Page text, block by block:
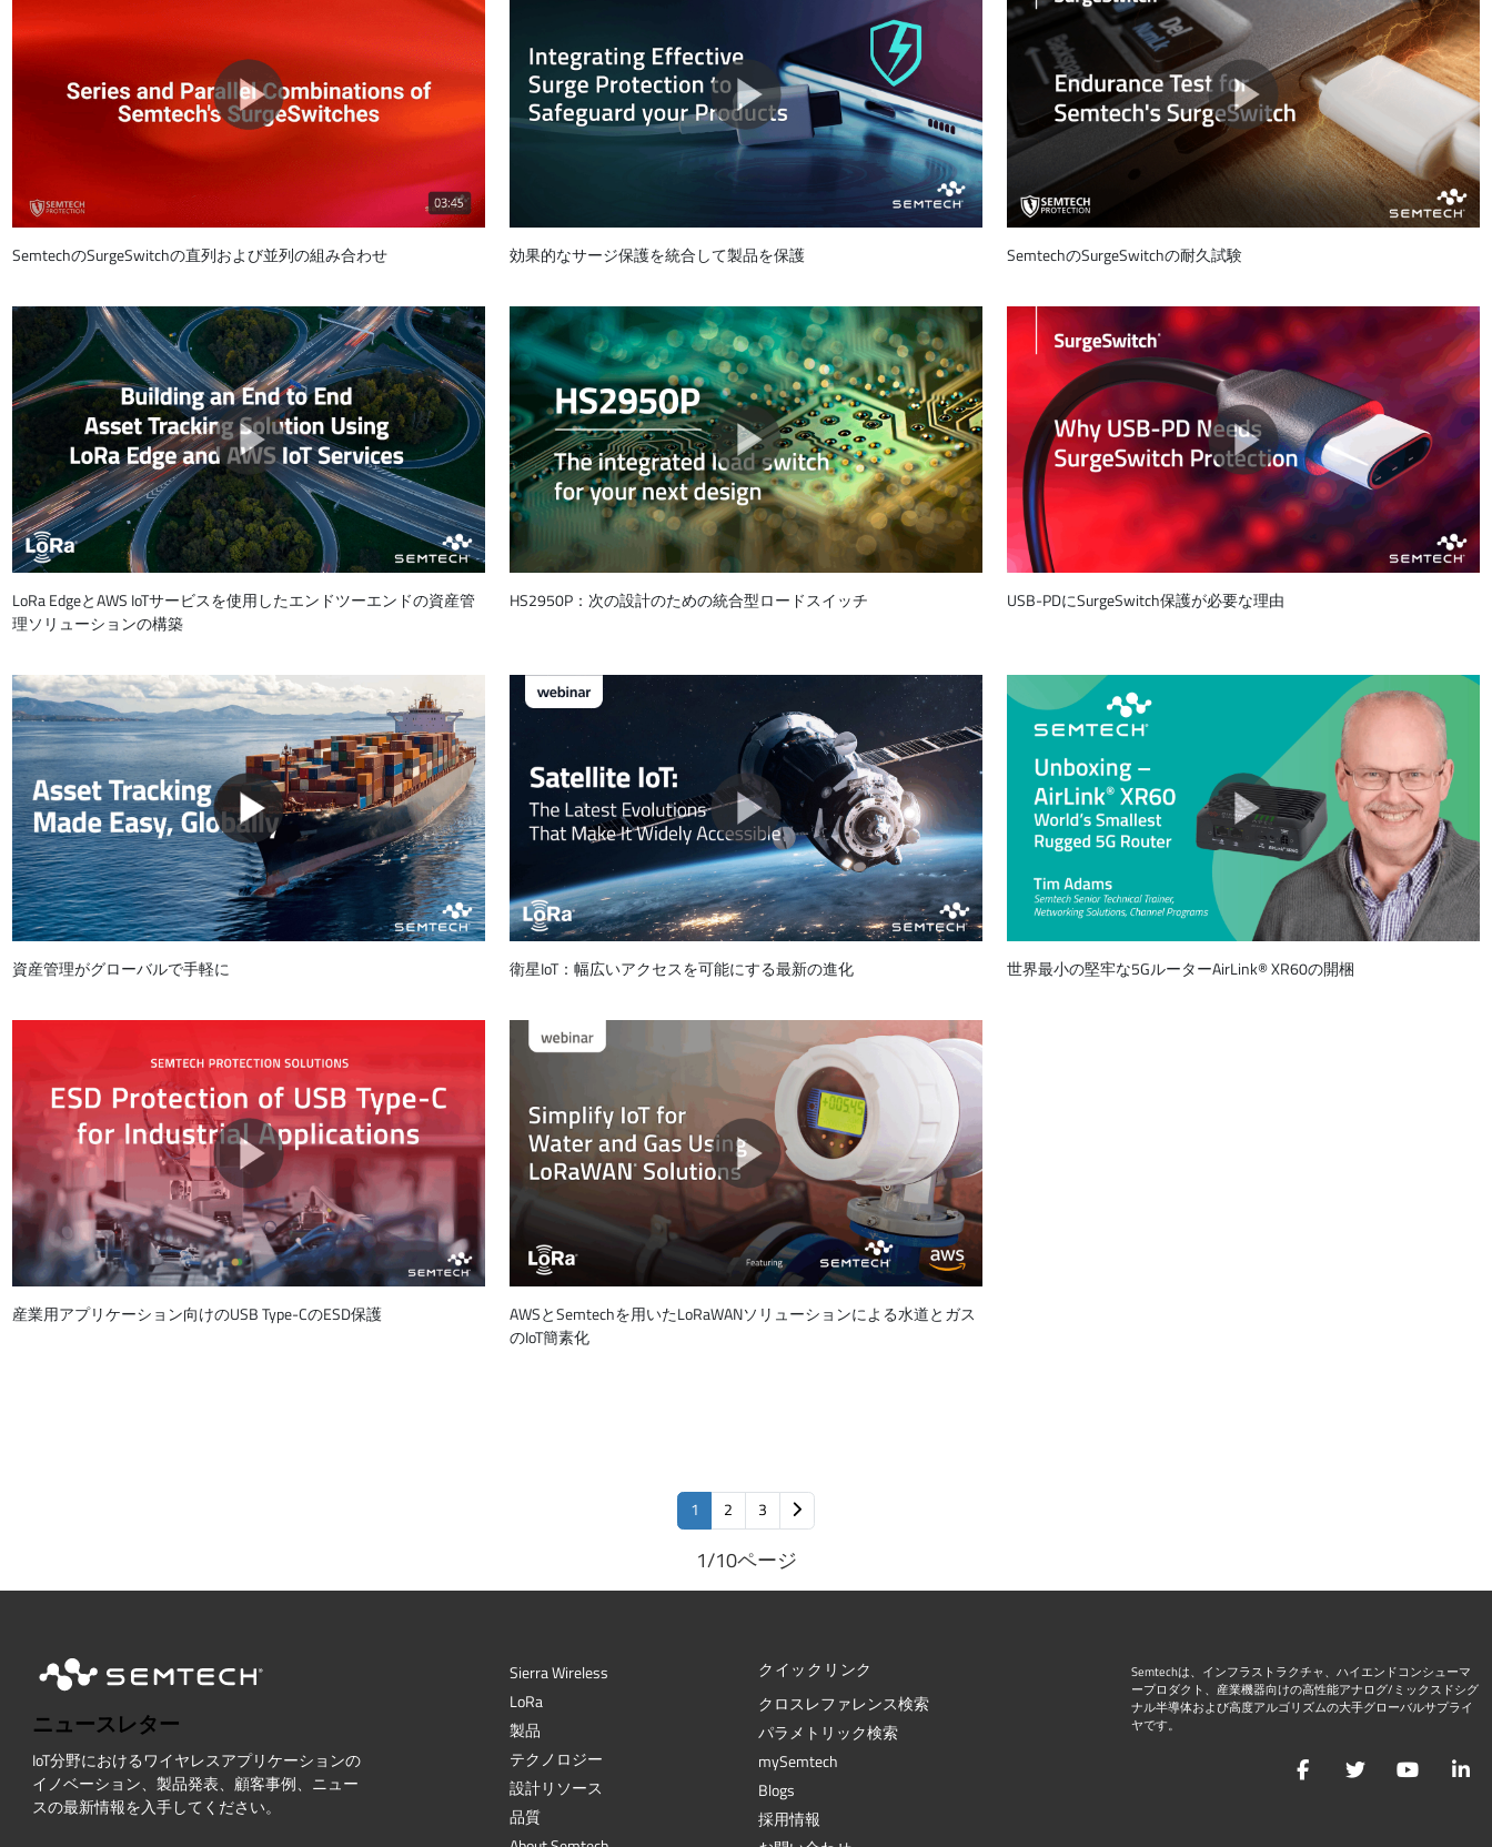
SemtechのSurgeSwitchの直列および並列の組み合わせ 効果的なサージ保護を統合して製品を保護 SemtechのSurgeSwitchの耐久試験
LoRa EdgeとAWS IoTサービスを使用したエンドツーエンドの資産管
理ソリューションの構築
HS2950P：次の設計のための統合型ロードスイッチ USB-PDにSurgeSwitch保護が必要な理由
資産管理がグローバルで手軽に 衛星IoT：幅広いアクセスを可能にする最新の進化 世界最小の堅牢な5GルーターAirLink® XR60の開梱
産業用アプリケーション向けのUSB Type-CのESD保護
AWSとSemtechを用いたLoRaWANソリューションによる水道とガス
のIoT簡素化
1 2 3
1/10ページ
ニュースレター
IoT分野におけるワイヤレスアプリケーションの
イノベーション、製品発表、顧客事例、ニュー
スの最新情報を入手してください。
Sierra Wireless
LoRa
製品
テクノロジー
設計リソース
品質
クイックリンク
クロスレファレンス検索
パラメトリック検索
mySemtech
Blogs
採用情報
Semtechは、インフラストラクチャ、ハイエンドコンシューマ
ープロダクト、産業機器向けの高性能アナログ/ミックスドシグ
ナル半導体および高度アルゴリズムの大手グローバルサプライ
ヤです。
FacebookTwitter